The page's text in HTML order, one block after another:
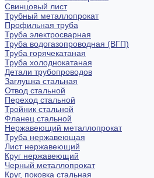
Свинцовый лист
Трубный металлопрокат
Профильная труба
Труба электросварная
Труба водогазопроводная (ВГП)
Труба горячекатаная
Труба холоднокатаная
Детали трубопроводов
Заглушка стальная
Отвод стальной
Переход стальной
Тройник стальной
Фланец стальной
Нержавеющий металлопрокат
Труба нержавеющая
Лист нержавеющий
Круг нержавеющий
Черный металлопрокат
Круг, поковка стальная